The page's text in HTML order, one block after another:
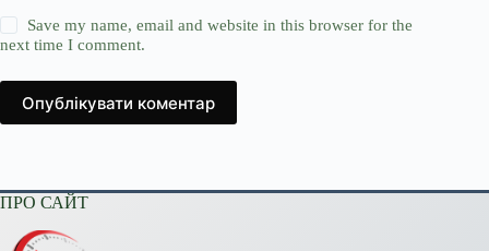
Save my name, email and website in this browser for the
next time I comment.
Опублікувати коментар
ПРО САЙТ